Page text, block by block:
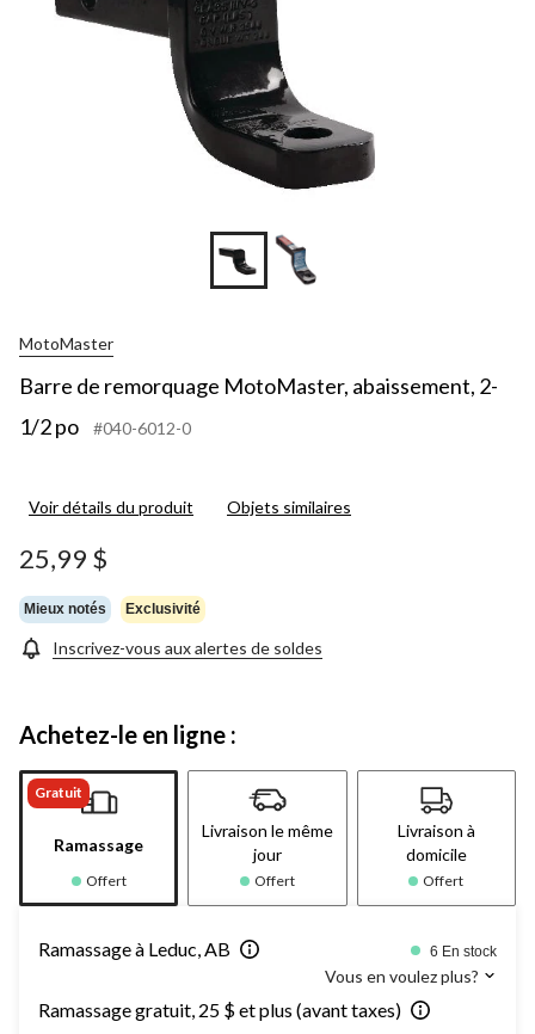
MotoMaster
Barre de remorquage MotoMaster, abaissement, 2-
1/2 po
#040-6012-0
Voir détails du produit Objets similaires
25,99 $
Mieux notés Exclusivité
Inscrivez-vous aux alertes de soldes
Achetez-le en ligne :
Gratuit
Ramassage
Offert
Livraison le même
jour
Offert
Livraison à
domicile
Offert
Ramassage à Leduc, AB 6 En stock
Vous en voulez plus?
Ramassage gratuit, 25 $ et plus (avant taxes)